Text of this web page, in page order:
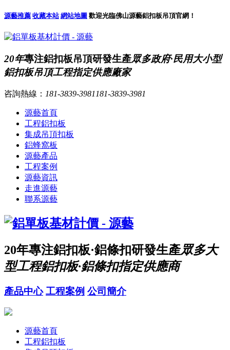
源藝推薦 收藏本站 網站地圖 歡迎光臨佛山源藝鋁扣板吊頂官網！
20年專注鋁扣板吊頂研發生產眾多政府·民用大小型
鋁扣板吊頂工程指定供應廠家
咨詢熱線： 181-3839-3981 181-3839-3981
源藝首頁
工程鋁扣板
集成吊頂扣板
鋁蜂窩板
源藝產品
工程案例
源藝資訊
走進源藝
聯系源藝
20年專注鋁扣板·鋁條扣研發生產眾多大
型工程鋁扣板·鋁條扣指定供應商
產品中心 工程案例 公司簡介
源藝首頁
工程鋁扣板